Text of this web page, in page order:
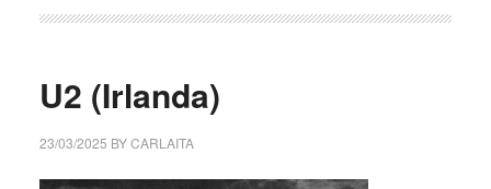
U2 (Irlanda)
23/03/2025 BYCARLAITA